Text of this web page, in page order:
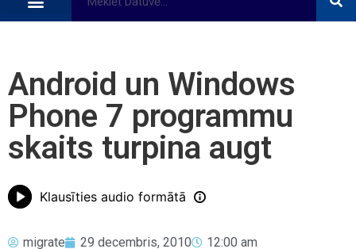
Android un Windows
Phone 7 programmu
skaits turpina augt
Klausīties audio formātā
migrate 29 decembris, 2010
12:00 am